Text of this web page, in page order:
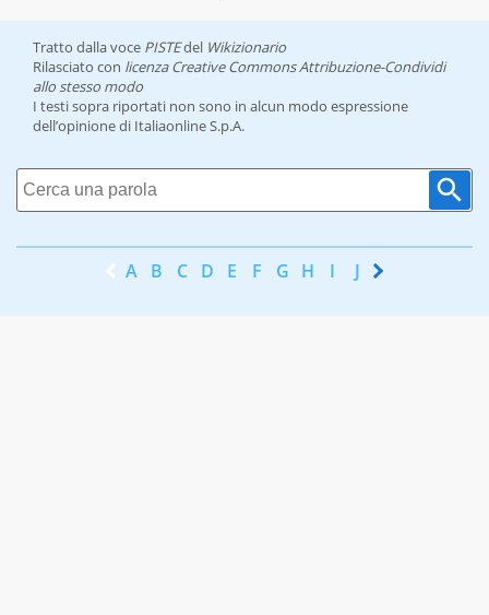
Tratto dalla voce PISTEdel Wikizionario
Rilasciato con licenza Creative Commons Attribuzione-Condividi
allo stesso modo
I testi sopra riportati non sono in alcun modo espressione
dell’opinione di Italiaonline S.p.A.
A B C D E F G H I J K